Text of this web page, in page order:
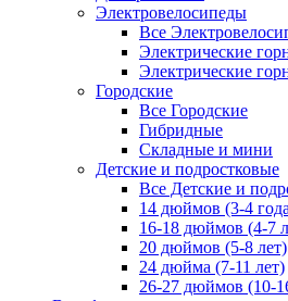
Электровелосипеды
Все
Электрические
Электрические
Городские
Все Городские
Гибридные
Складные и мини
Детские и подростковые
Все Детские и
14 дюймов (3-4
16-18 дюймов (4-7
20 дюймов (5-8 лет)
24 дюйма (7-11 лет)
26-27 дюймов (10-